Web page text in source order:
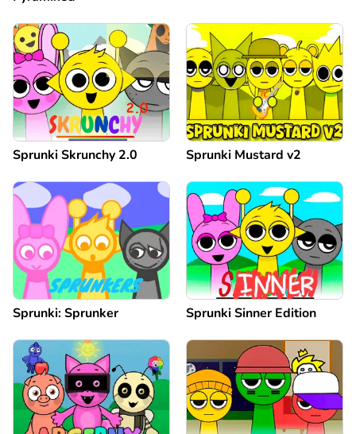
Sprunki Skrunchy 2.0 Sprunki Mustard v2
Sprunki: Sprunker Sprunki Sinner Edition